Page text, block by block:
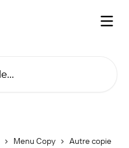
Menu Copy
Autre copie